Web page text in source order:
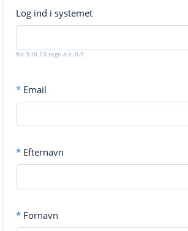
Log ind i systemet
fra 3 til 13 tegn a-z, 0-9
* Email
* Efternavn
* Fornavn